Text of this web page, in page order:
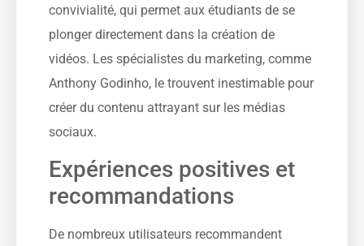
convivialité, qui permet aux étudiants de se
plonger directement dans la création de
vidéos. Les spécialistes du marketing, comme
Anthony Godinho, le trouvent inestimable pour
créer du contenu attrayant sur les médias
sociaux.
Expériences positives et
recommandations
De nombreux utilisateurs recommandent